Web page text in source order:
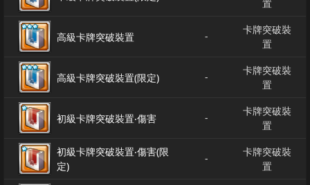
置
高級卡牌突破裝置 -
卡牌突破裝
置
高級卡牌突破裝置(限定) -
卡牌突破裝
置
初級卡牌突破裝置‧傷害 -
卡牌突破裝
置
初級卡牌突破裝置‧傷害(限
定)
-
卡牌突破裝
置